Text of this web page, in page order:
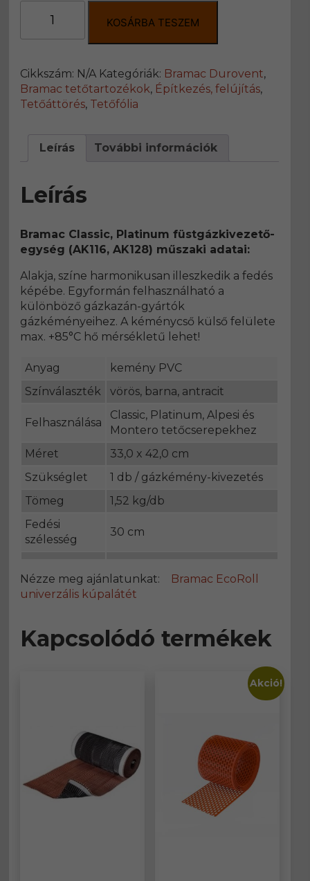
Classic,
Platinum
egység
(AK116,
AK128)
KOSÁRBA TESZEM
Cikkszám: N/A Kategóriák: Bramac Durovent,
Bramac tetőtartozékok, Építkezés, felújítás,
Tetőáttörés, Tetőfólia
Leírás További információk
Leírás
Bramac Classic, Platinum füstgázkivezető-
egység (AK116, AK128) műszaki adatai:
Alakja, színe harmonikusan illeszkedik a fedés
képébe. Egyformán felhasználható a
különböző gázkazán-gyártók
gázkéményeihez. A kéménycső külső felülete
max. +85°C hő mérsékletű lehet!
Anyag
kemény PVC
Színválaszték
vörös, barna, antracit
Felhasználása
Classic, Platinum, Alpesi és
Montero tetőcserepekhez
Méret
33,0 x 42,0 cm
Szükséglet
1 db / gázkémény-kivezetés
Tömeg
1,52 kg/db
Fedési
szélesség
30 cm
Nézze meg ajánlatunkat: Bramac EcoRoll
univerzális kúpalátét
Kapcsolódó termékek
Akció!